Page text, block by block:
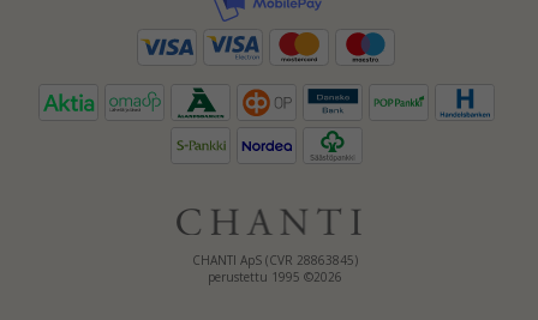
CHANTI ApS (CVR 28863845)
perustettu 1995 ©2026